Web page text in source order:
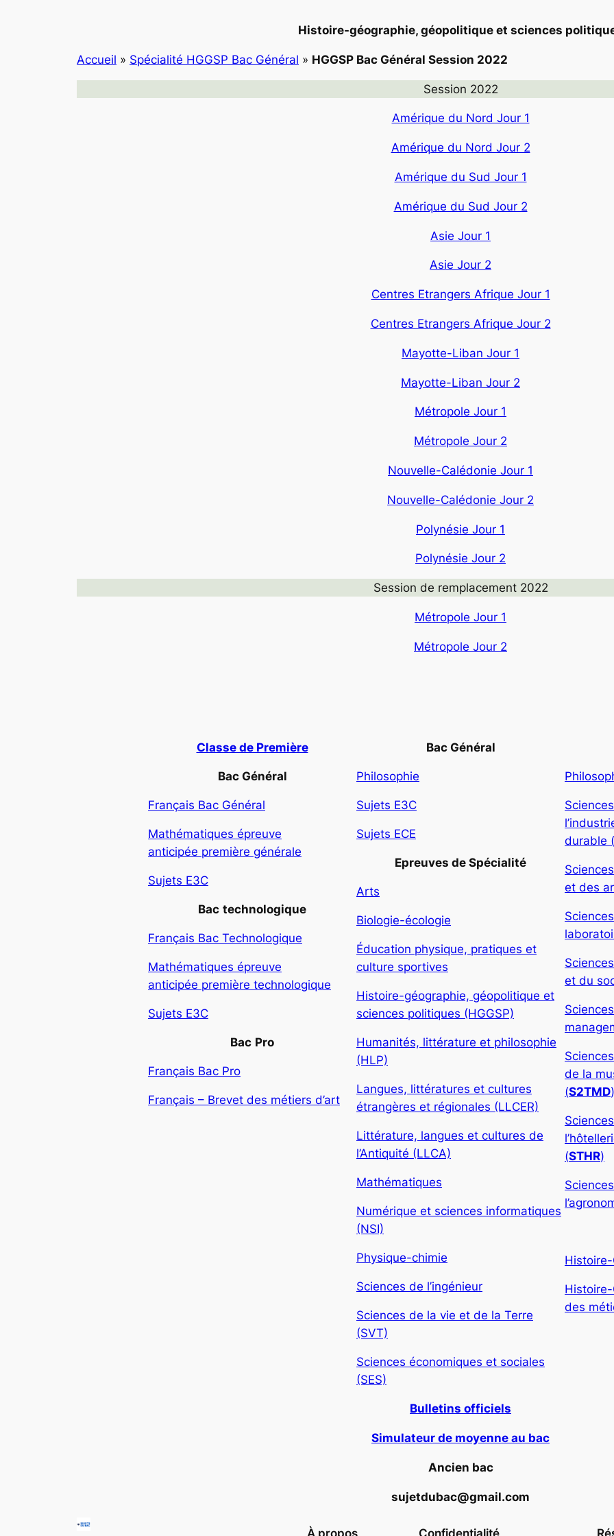
Histoire-géographie, géopolitique et sciences
Accueil » Spécialité HGGSP Bac Général » HGGSP Bac Général Session 2022
Session 2022
Amérique du Nord Jour 1
Amérique du Nord Jour 2
Amérique du Sud Jour 1
Amérique du Sud Jour 2
Asie Jour 1
Asie Jour 2
Centres Etrangers Afrique Jour 1
Centres Etrangers Afrique Jour 2
Mayotte-Liban Jour 1
Mayotte-Liban Jour 2
Métropole Jour 1
Métropole Jour 2
Nouvelle-Calédonie Jour 1
Nouvelle-Calédonie Jour 2
Polynésie Jour 1
Polynésie Jour 2
Session de remplacement 2022
Métropole Jour 1
Métropole Jour 2
Classe de Première
Bac Général
Français Bac Général
Mathématiques épreuve
anticipée première générale
Sujets E3C
Bac technologique
Français Bac Technologique
Mathématiques épreuve
anticipée première technologique
Sujets E3C
Bac Pro
Français Bac Pro
Français – Brevet des métiers d’art
Bac Général
Philosophie
Sujets E3C
Sujets ECE
Epreuves de Spécialité
Arts
Biologie-écologie
Éducation physique, pratiques et
culture sportives
Histoire-géographie, géopolitique et
sciences politiques (HGGSP)
Humanités, littérature et philosophie
(HLP)
Langues, littératures et cultures
étrangères et régionales (LLCER)
Littérature, langues et cultures de
l’Antiquité (LLCA)
Mathématiques
Numérique et sciences informatiques
(NSI)
Physique-chimie
Sciences de l’ingénieur
Sciences de la vie et de la Terre
(SVT)
Sciences économiques et sociales
(SES)
durable (
et des
et du
de la
(S2TMD)
(STHR)
des
Bulletins officiels
Simulateur de moyenne au bac
Ancien bac
sujetdubac@gmail.com